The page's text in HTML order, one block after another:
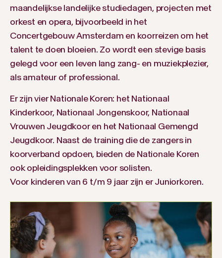
maandelijkse landelijke studiedagen, projecten met
orkest en opera, bijvoorbeeld in het
Concertgebouw Amsterdam en koorreizen om het
talent te doen bloeien. Zo wordt een stevige basis
gelegd voor een leven lang zang- en muziekplezier,
als amateur of professional.
Er zijn vier Nationale Koren: het Nationaal
Kinderkoor, Nationaal Jongenskoor, Nationaal
Vrouwen Jeugdkoor en het Nationaal Gemengd
Jeugdkoor. Naast de training die de zangers in
koorverband opdoen, bieden de Nationale Koren
ook opleidingsplekken voor solisten.
Voor kinderen van 6 t/m 9 jaar zijn er Juniorkoren.